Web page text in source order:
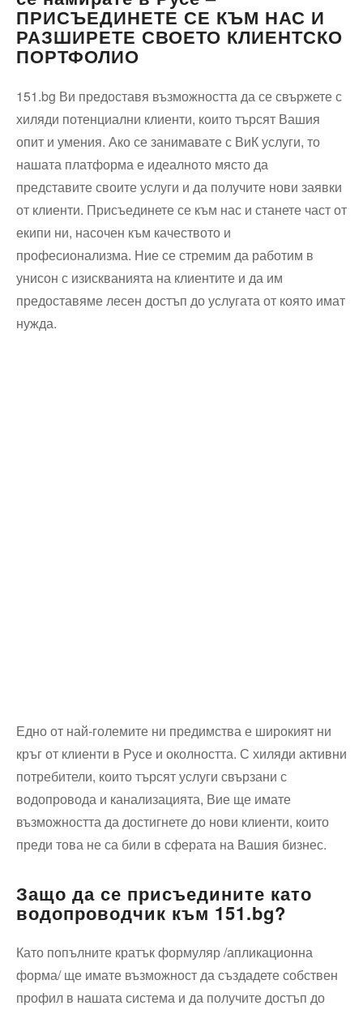
ПРИСЪЕДИНЕТЕ СЕ КЪМ НАС И
РАЗШИРЕТЕ СВОЕТО КЛИЕНТСКО
ПОРТФОЛИО
151.bg Ви предоставя възможността да се свържете с
хиляди потенциални клиенти, които търсят Вашия
опит и умения. Ако се занимавате с ВиК услуги, то
нашата платформа е идеалното място да
представите своите услуги и да получите нови заявки
от клиенти. Присъединете се към нас и станете част от
екипи ни, насочен към качеството и
професионализма. Ние се стремим да работим в
унисон с изискванията на клиентите и да им
предоставяме лесен достъп до услугата от която имат
нужда.
Едно от най-големите ни предимства е широкият ни
кръг от клиенти в Русе и околността. С хиляди активни
потребители, които търсят услуги свързани с
водопровода и канализацията, Вие ще имате
възможността да достигнете до нови клиенти, които
преди това не са били в сферата на Вашия бизнес.
Защо да се присъедините като
водопроводчик към 151.bg?
Като попълните кратък формуляр /апликационна
форма/ ще имате възможност да създадете собствен
профил в нашата система и да получите достъп до